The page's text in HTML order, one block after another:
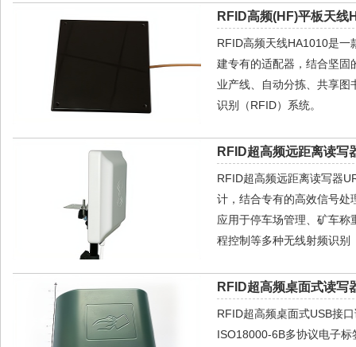
RFID高频(HF)平板天线
RFID高频天线HA1010是
建专有的适配器，结合坚固
业产线、自动分拣、共享
识别（RFID）系统。
RFID超高频远距离读写
RFID超高频远距离读写器
计，结合专有的高效信号处
应用于停车场管理、矿车
程控制等多种无线射频识别
RFID超高频桌面式读写
RFID超高频桌面式USB接
ISO18000-6B多协议电子